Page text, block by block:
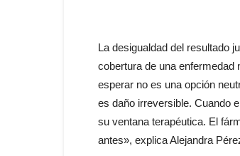
La desigualdad del resultado
cobertura de una enfermedad
esperar no es una opción
es daño irreversible. Cuando
su ventana terapéutica. El
antes», explica Alejandra